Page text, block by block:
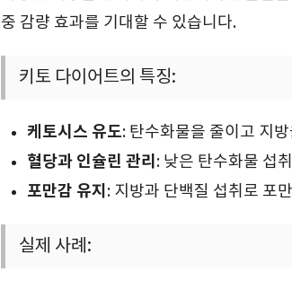
중 감량 효과를 기대할 수 있습니다.
키토 다이어트의 특징:
케토시스 유도: 탄수화물을 줄이고 지
혈당과 인슐린 관리 : 낮은 탄수화물 섭
포만감 유지 : 지방과 단백질 섭취로 포
실제 사례: